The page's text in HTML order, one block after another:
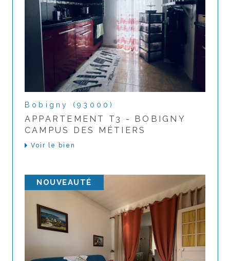
Bobigny (93000)
APPARTEMENT T3 - BOBIGNY
CAMPUS DES MÉTIERS
Voir le bien
NOUVEAUTÉ